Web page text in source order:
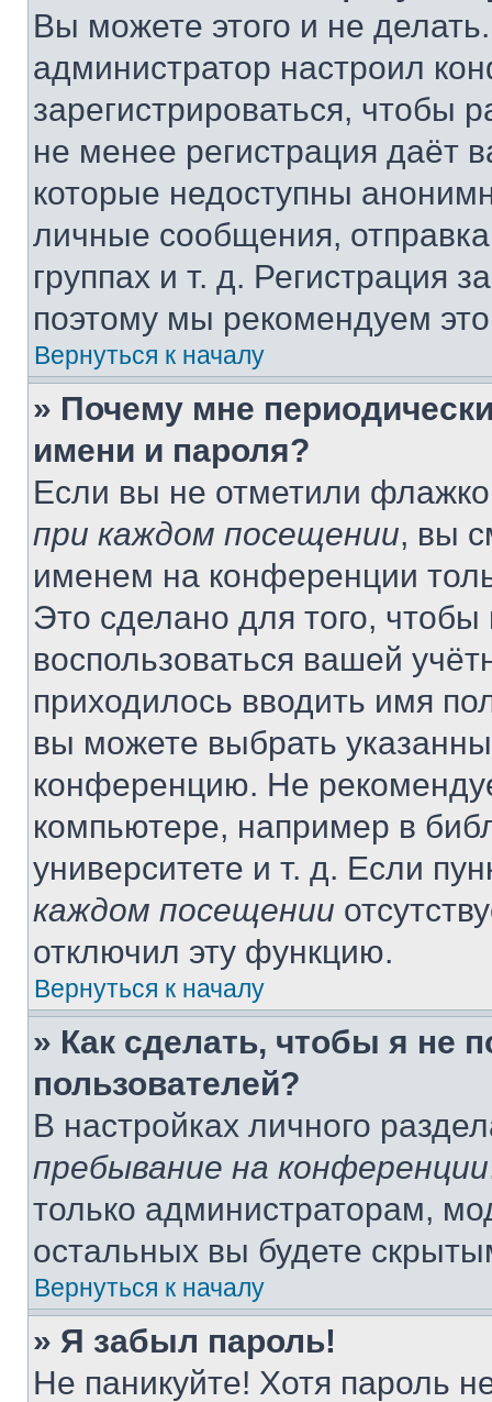
Вы можете этого и не
администратор настроил
зарегистрироваться, чтобы
не менее регистрация даёт
которые недоступны
личные сообщения,
группах и т. д. Регистрация
поэтому мы рекомендуем
Вернуться к началу
» Почему мне
имени и пароля?
Если вы не отметили
при каждом посещении, вы
именем на конференции
Это сделано для того, чтобы
воспользоваться вашей
приходилось вводить имя
вы можете выбрать
конференцию. Не
компьютере, например в
университете и т. д. Если
каждом посещении
отключил эту функцию.
Вернуться к началу
» Как сделать, чтобы я не
пользователей?
В настройках личного
пребывание на конференции
только администраторам,
остальных вы будете
Вернуться к началу
» Я забыл пароль!
Не паникуйте! Хотя пароль